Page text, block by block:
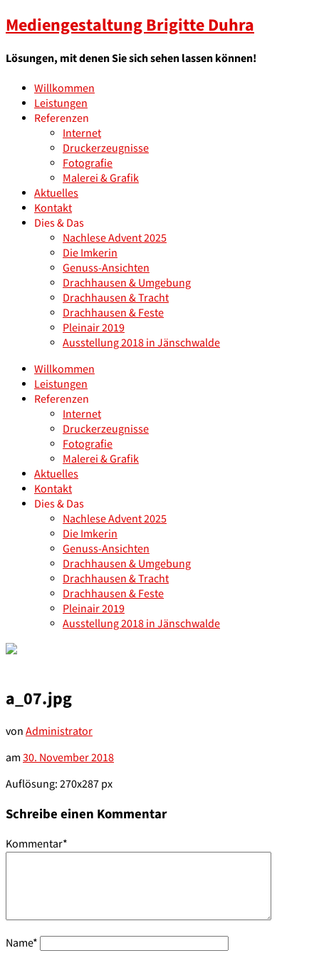
Mediengestaltung Brigitte Duhra
Lösungen, mit denen Sie sich sehen lassen können!
Willkommen
Leistungen
Referenzen
Internet
Druckerzeugnisse
Fotografie
Malerei & Grafik
Aktuelles
Kontakt
Dies & Das
Nachlese Advent 2025
Die Imkerin
Genuss-Ansichten
Drachhausen & Umgebung
Drachhausen & Tracht
Drachhausen & Feste
Pleinair 2019
Ausstellung 2018 in Jänschwalde
Willkommen
Leistungen
Referenzen
Internet
Druckerzeugnisse
Fotografie
Malerei & Grafik
Aktuelles
Kontakt
Dies & Das
Nachlese Advent 2025
Die Imkerin
Genuss-Ansichten
Drachhausen & Umgebung
Drachhausen & Tracht
Drachhausen & Feste
Pleinair 2019
Ausstellung 2018 in Jänschwalde
a_07.jpg
vonAdministrator
am30. November 2018
Auflösung: 270x287 px
Schreibe einen Kommentar
Kommentar*
Name*